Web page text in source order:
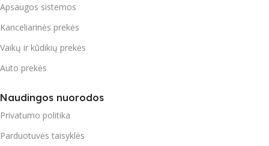
Apsaugos sistemos
Kanceliarinės prekės
Vaikų ir kūdikių prekės
Auto prekės
Naudingos nuorodos
Privatumo politika
Parduotuvės taisyklės